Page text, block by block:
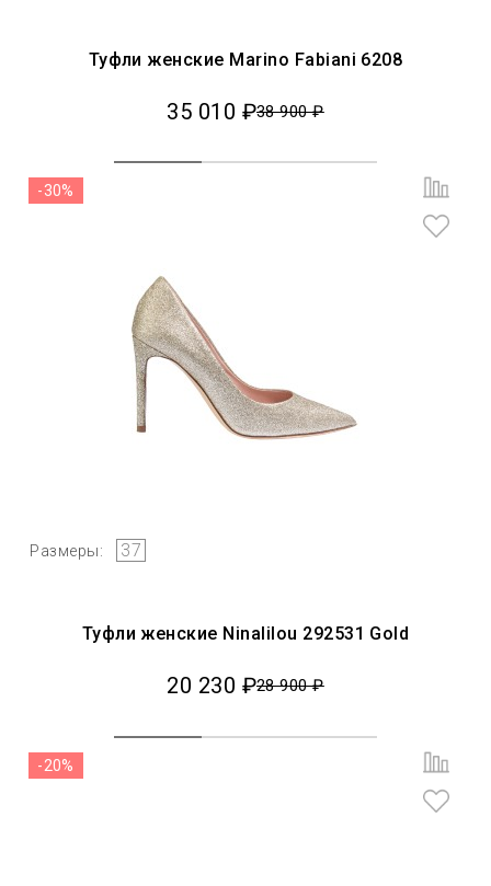
Туфли женские Marino Fabiani 6208
35 010 ₽38 900 ₽
Размеры: 37
-30%
Туфли женские Ninalilou 292531 Gold
20 230 ₽28 900 ₽
-20%